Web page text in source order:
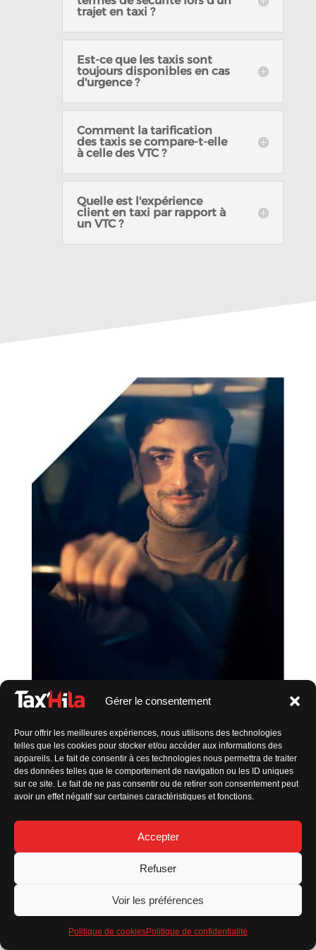
Gérer le consentement
Pour offrir les meilleures expériences, nous utilisons des technologies
telles que les cookies pour stocker et/ou accéder aux informations des
appareils. Le fait de consentir à ces technologies nous permettra de traiter
des données telles que le comportement de navigation ou les ID uniques
sur ce site. Le fait de ne pas consentir ou de retirer son consentement peut
avoir un effet négatif sur certaines caractéristiques et fonctions.
Accepter
Refuser
Voir les préférences
Politique de cookiesPolitique de confidentialité
trajet en taxi ?
Est-ce que les taxis sont
toujours disponibles en cas
d'urgence ?
Comment la tarification
des taxis se compare-t-elle
à celle des VTC ?
Quelle est l'expérience
client en taxi par rapport à
un VTC ?
SERVICE DE TAXI PAS CHER À MOUTIERS-
SUR-LE-LAY
Votre chauffeur de confiance
plusieurs aspects qui me
distinguent des autres :
Connaissance locale